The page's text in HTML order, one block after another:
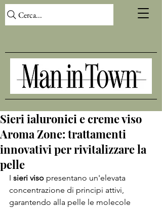
Cerca...
Sieri ialuronici e creme viso
Aroma Zone: trattamenti
innovativi per rivitalizzare la
pelle
I sieri viso presentano un'elevata
concentrazione di principi attivi,
garantendo alla pelle le molecole